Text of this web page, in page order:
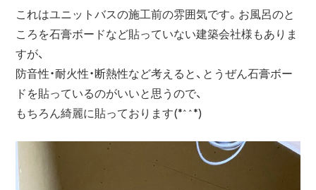
これはユニットバスの施工前の雰囲気です。お風呂のと
ころを石膏ボードなど貼っていない建築会社様もありま
すが、
防音性・耐火性・断熱性など考えると、とうぜん石膏ボー
ドを貼っているのがいいと思うので、
もちろん綺麗に貼っております(*^^*)